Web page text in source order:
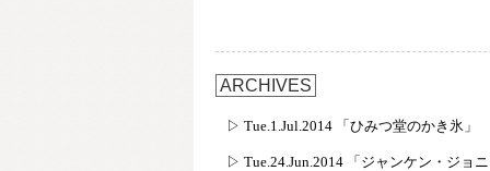
ARCHIVES
▷ Tue.1.Jul.2014 「ひみつ堂のかき氷」
▷ Tue.24.Jun.2014 「ジャンケン・ジョニ